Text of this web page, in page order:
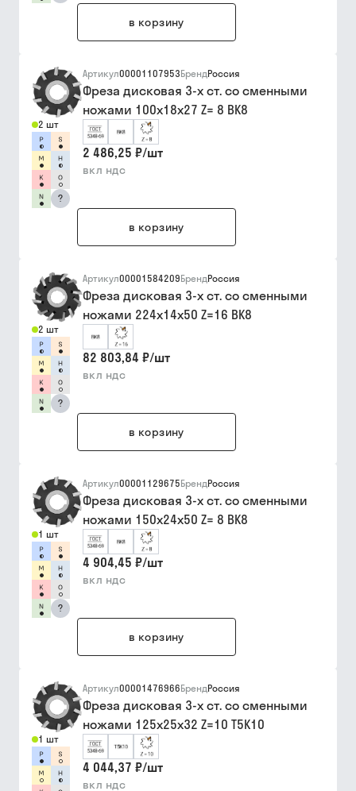
в корзину
2 шт
?
Артикул00001107953БрендРоссия
Фреза дисковая 3-х ст. со сменными
ножами 100х18х27 Z= 8 ВК8
2 486,25 ₽/шт
вкл ндс
в корзину
2 шт
?
Артикул00001584209БрендРоссия
Фреза дисковая 3-х ст. со сменными
ножами 224х14х50 Z=16 ВК8
82 803,84 ₽/шт
вкл ндс
в корзину
1 шт
?
Артикул00001129675БрендРоссия
Фреза дисковая 3-х ст. со сменными
ножами 150х24х50 Z= 8 ВК8
4 904,45 ₽/шт
вкл ндс
в корзину
1 шт
Артикул00001476966БрендРоссия
Фреза дисковая 3-х ст. со сменными
ножами 125х25х32 Z=10 Т5К10
4 044,37 ₽/шт
вкл ндс